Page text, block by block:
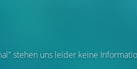
stehen uns leider keine